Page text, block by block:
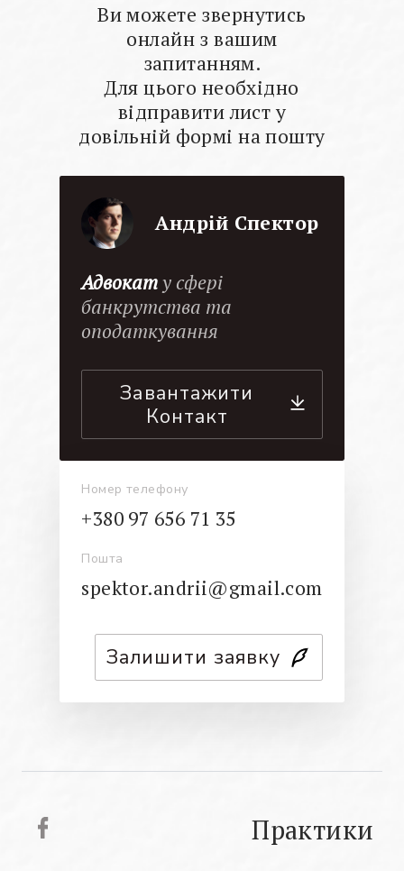
Ви можете звернутись
онлайн з вашим
запитанням.
Для цього необхідно
відправити лист у
довільній формі на пошту
Андрій Спектор
Адвокату сфері
банкрутства та
оподаткування
Завантажити
Контакт
Номер телефону
+380 97 656 71 35
Пошта
spektor.andrii@gmail.com
Залишити заявку
Практики